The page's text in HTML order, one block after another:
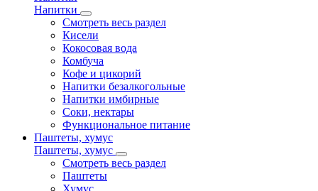
Напитки
Смотреть весь раздел
Кисели
Кокосовая вода
Комбуча
Кофе и цикорий
Напитки безалкогольные
Напитки имбирные
Соки, нектары
Функциональное питание
Паштеты, хумус
Паштеты, хумус
Смотреть весь раздел
Паштеты
Хумус